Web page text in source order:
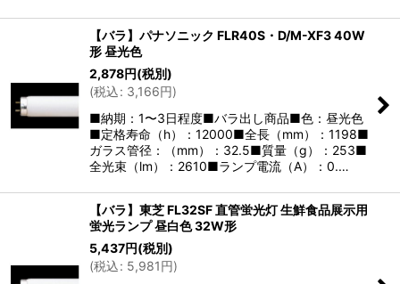
【バラ】パナソニック FLR40S・D/M-XF3 40W
形 昼光色
2,878円(税別)
(税込: 3,166円)
■納期：1〜3日程度■バラ出し商品■色：昼光色
■定格寿命（h）：12000■全長（mm）：1198■
ガラス管径：（mm）：32.5■質量（g）：253■
全光束（lm）：2610■ランプ電流（A）：0.…
【バラ】東芝 FL32SF 直管蛍光灯 生鮮食品展示用
蛍光ランプ 昼白色 32W形
5,437円(税別)
(税込: 5,981円)